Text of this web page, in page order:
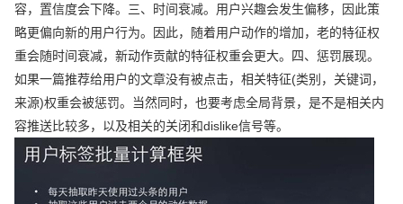
容，置信度会下降。三、时间衰减。用户兴趣会发生偏移，因此策
略更偏向新的用户行为。因此，随着用户动作的增加，老的特征权
重会随时间衰减，新动作贡献的特征权重会更大。四、惩罚展现。
如果一篇推荐给用户的文章没有被点击，相关特征(类别，关键词，
来源)权重会被惩罚。当然同时，也要考虑全局背景，是不是相关内
容推送比较多，以及相关的关闭和dislike信号等。